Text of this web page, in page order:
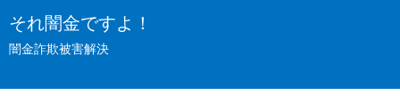
それ闇金ですよ！
闇金詐欺被害解決